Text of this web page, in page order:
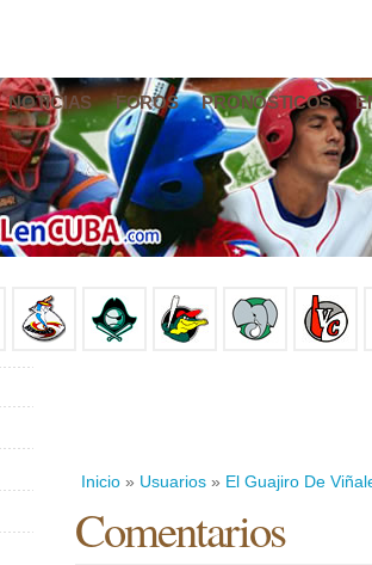
NOTICIAS FOROS PRONÓSTICOS
Inicio » Usuarios » El Guajiro De
Comentarios